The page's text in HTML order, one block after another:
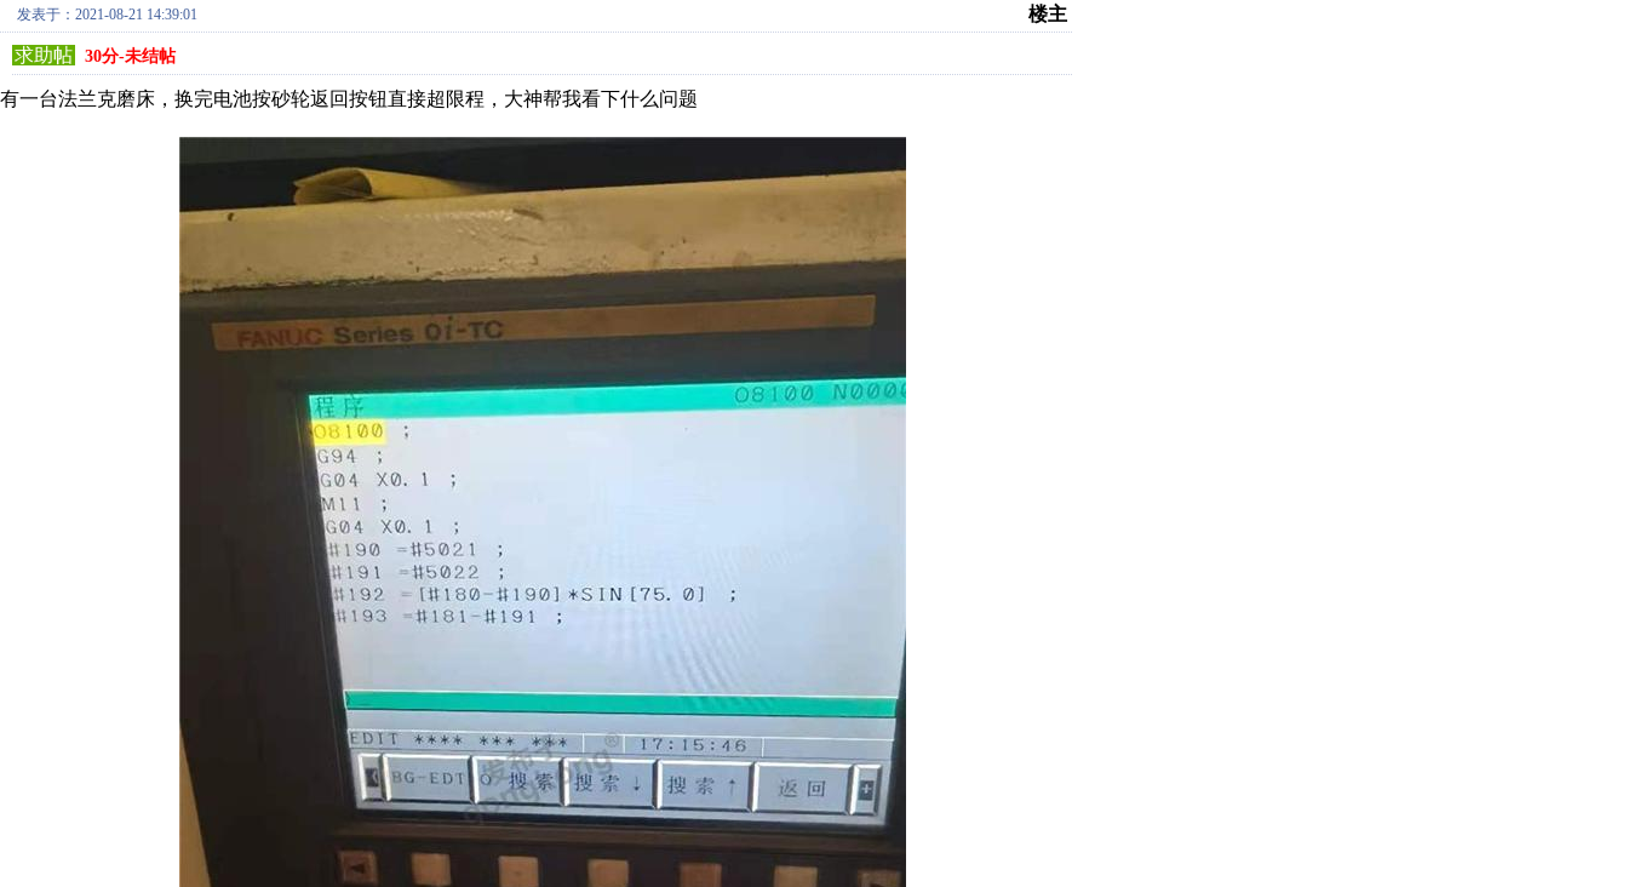
发表于：2021-08-21 14:39:01
楼主
求助帖
30分-未结帖
有一台法兰克磨床，换完电池按砂轮返回按钮直接超限程，大神帮我看下什么问题